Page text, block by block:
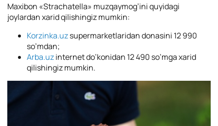
Maxibon «Strachatella» muzqaymog’ini quyidagi
joylardan xarid qilishingiz mumkin:
Korzinka.uzsupermarketlaridan donasini 12 990
so’mdan;
Arba.uzinternet do’konidan 12 490 so’mga xarid
qilishingiz mumkin.